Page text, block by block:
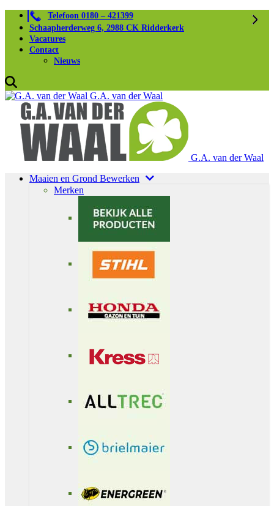
Telefoon 0180 – 421399
Schaapherderweg 6, 2988 CK Ridderkerk
Vacatures
Contact
Nieuws
G.A. van der Waal
G.A. van der Waal
Maaien en Grond Bewerken
Merken